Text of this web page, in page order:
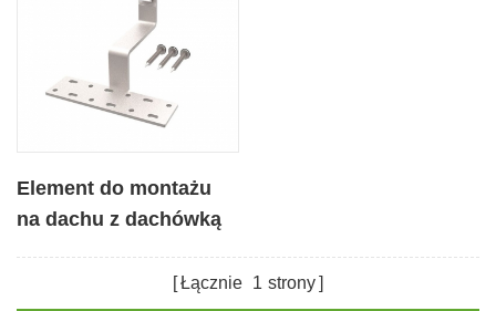
Element do montażu
na dachu z dachówką
Łącznie 1 strony